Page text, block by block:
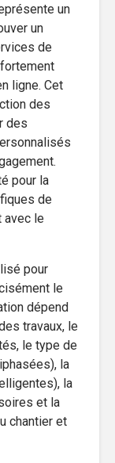
un
un
de
ligne. Cet
des
des
pour la
de
avec le
pour
le
dépend
travaux, le
le type de
la
la
et la
chantier et